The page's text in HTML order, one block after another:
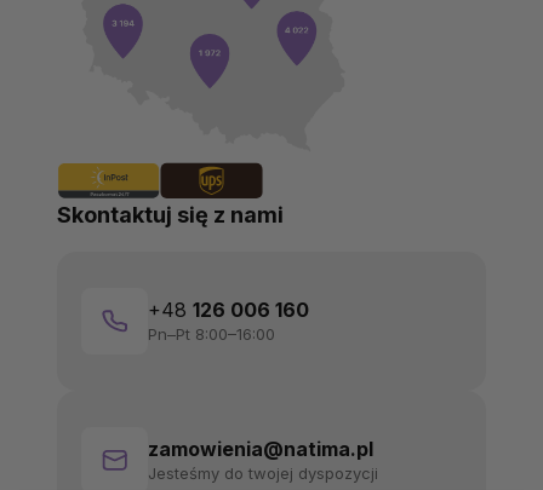
Skontaktuj się z nami
+48 126 006 160
Pn–Pt 8:00–16:00
zamowienia@natima.pl
Jesteśmy do twojej dyspozycji